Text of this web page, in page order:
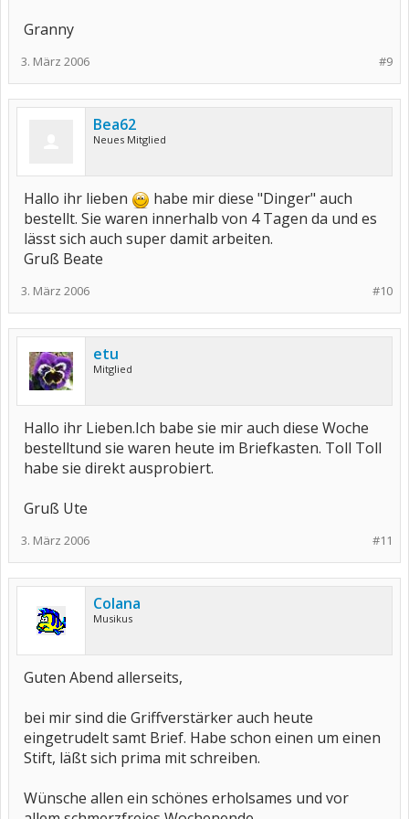
Granny
#9
3. März 2006
Bea62
Neues Mitglied
Hallo ihr lieben
habe mir diese "Dinger" auch
bestellt. Sie waren innerhalb von 4 Tagen da und es
lässt sich auch super damit arbeiten.
Gruß Beate
#10
3. März 2006
etu
Mitglied
Hallo ihr Lieben.Ich babe sie mir auch diese Woche
bestelltund sie waren heute im Briefkasten. Toll Toll
habe sie direkt ausprobiert.
Gruß Ute
#11
3. März 2006
Colana
Musikus
Guten Abend allerseits,
bei mir sind die Griffverstärker auch heute
eingetrudelt samt Brief. Habe schon einen um einen
Stift, läßt sich prima mit schreiben.
Wünsche allen ein schönes erholsames und vor